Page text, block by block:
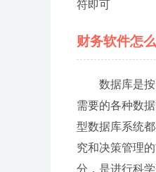
符即可
财务软件怎
数据库是
需要的各种数
型数据库系统
究和决策管理
分，是进行科